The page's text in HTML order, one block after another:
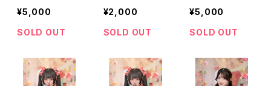
r.～【櫻井 さり】
¥5,000
SOLD OUT
026 ver.～【チ
ェヨン】
¥2,000
SOLD OUT
r.～【チェヨン】
¥5,000
SOLD OUT